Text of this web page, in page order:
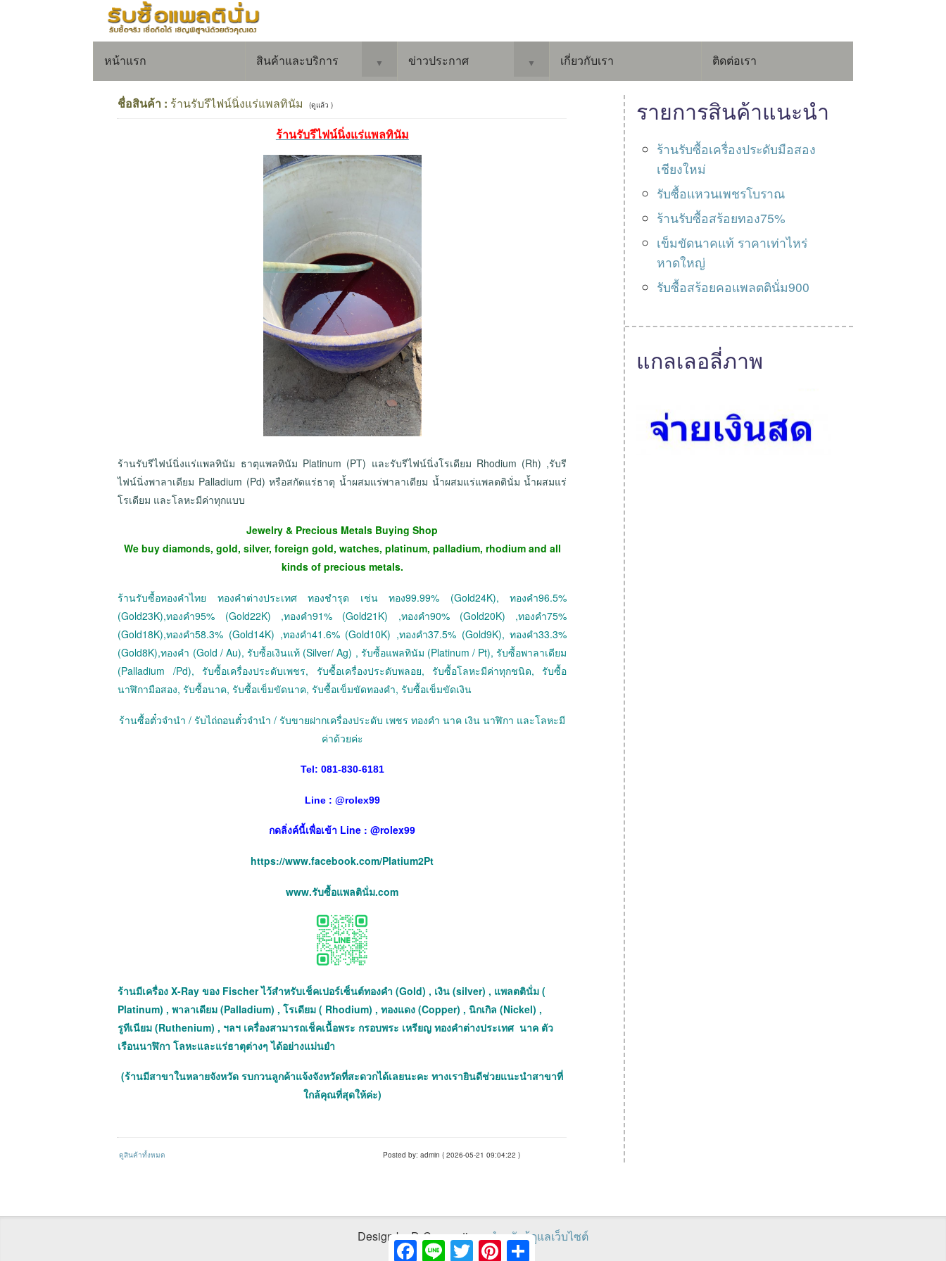
Facebook
Line Twitter PinterestShare
หน้าแรก สินค้าและบริการ ▼ ข่าวประกาศ ▼ เกี่ยวกับเรา ติดต่อเรา
ชื่อสินค้า : ร้านรับรีไฟน์นิ่งแร่แพลทินัม (ดูแล้ว )
ร้านรับรีไฟน์นิ่งแร่แพลทินัม
ร้านรับรีไฟน์นิ่งแร่แพลทินัม ธาตุแพลทินัม Platinum (PT) และรับรีไฟน์นิ่งโรเดียม Rhodium (Rh) ,รับรี
ไฟน์นิ่งพาลาเดียม Palladium (Pd) หรือสกัดแร่ธาตุ น้ำผสมแร่พาลาเดียม น้ำผสมแร่แพลตตินั่ม น้ำผสมแร่
โรเดียม และโลหะมีค่าทุกแบบ
Jewelry & Precious Metals Buying Shop
We buy diamonds, gold, silver, foreign gold, watches, platinum, palladium, rhodium and all
kinds of precious metals.
ร้านรับซื้อทองคำไทย ทองคำต่างประเทศ ทองชำรุด เช่น ทอง99.99% (Gold24K), ทองคำ96.5%
(Gold23K),ทองคำ95% (Gold22K) ,ทองคำ91% (Gold21K) ,ทองคำ90% (Gold20K) ,ทองคำ75%
(Gold18K),ทองคำ58.3% (Gold14K) ,ทองคำ41.6% (Gold10K) ,ทองคำ37.5% (Gold9K), ทองคำ33.3%
(Gold8K),ทองคำ (Gold / Au), รับซื้อเงินแท้ (Silver/ Ag) , รับซื้อแพลทินัม (Platinum / Pt), รับซื้อพาลาเดียม
(Palladium /Pd), รับซื้อเครื่องประดับเพชร, รับซื้อเครื่องประดับพลอย, รับซื้อโลหะมีค่าทุกชนิด, รับซื้อ
นาฬิกามือสอง, รับซื้อนาค, รับซื้อเข็มขัดนาค, รับซื้อเข็มขัดทองคำ, รับซื้อเข็มขัดเงิน
ร้านซื้อตั๋วจำนำ / รับไถ่ถอนตั๋วจำนำ / รับขายฝากเครื่องประดับ เพชร ทองคำ นาค เงิน นาฬิกา และโลหะมี
ค่าด้วยค่ะ
Tel: 081-830-6181
Line : @rolex99
กดลิ่งค์นี้เพื่อเข้า Line : @rolex99
https://www.facebook.com/Platium2Pt
www.รับซื้อแพลตินั่ม.com
ร้านมีเครื่อง X-Ray ของ Fischer ไว้สำหรับเช็คเปอร์เซ็นต์ทองคำ (Gold) , เงิน (silver) , แพลตตินั่ม (
Platinum) , พาลาเดียม (Palladium) , โรเดียม ( Rhodium) , ทองแดง (Copper) , นิกเกิล (Nickel) ,
รูทีเนียม (Ruthenium) , ฯลฯ เครื่องสามารถเช็คเนื้อพระ กรอบพระ เหรียญ ทองคำต่างประเทศ นาค ตัว
เรือนนาฬิกา โลหะและแร่ธาตุต่างๆ ได้อย่างแม่นยำ
(ร้านมีสาขาในหลายจังหวัด รบกวนลูกค้าแจ้งจังหวัดที่สะดวกได้เลยนะคะ ทางเรายินดีช่วยแนะนำสาขาที่
ใกล้คุณที่สุดให้ค่ะ)
ดูสินค้าทั้งหมด Posted by: admin ( 2026-05-21 09:04:22 )
รายการสินค้าแนะนำ
ร้านรับซื้อเครื่องประดับมือสอง
เชียงใหม่
รับซื้อแหวนเพชรโบราณ
ร้านรับซื้อสร้อยทอง75%
เข็มขัดนาคแท้ ราคาเท่าไหร่
หาดใหญ่
รับซื้อสร้อยคอแพลตตินั่ม900
แกลเลอลี่ภาพ
Design by D-Connections สำหรับผู้ดูแลเว็บไซต์